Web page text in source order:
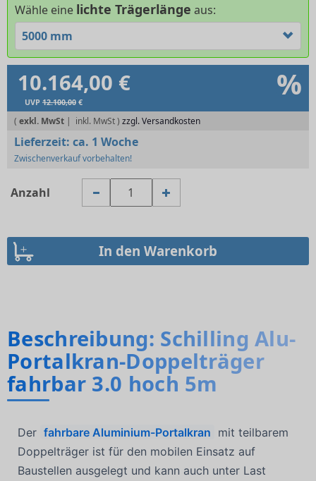
Wähle eine lichte Trägerlänge aus:
5000 mm
10.164,00 € %
UVP 12.100,00 €
( exkl. MwSt | zzgl. Versandkosten
Lieferzeit: ca. 1 Woche
Zwischenverkauf vorbehalten!
Anzahl
Beschreibung: Schilling Alu-
Portalkran-Doppelträger
fahrbar 3.0 hoch 5m
Der fahrbare Aluminium-Portalkran mit teilbarem
Doppelträger ist für den mobilen Einsatz auf
Baustellen ausgelegt und kann auch unter Last